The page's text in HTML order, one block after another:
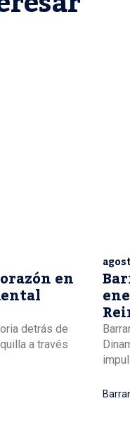
en
detrás de
a través